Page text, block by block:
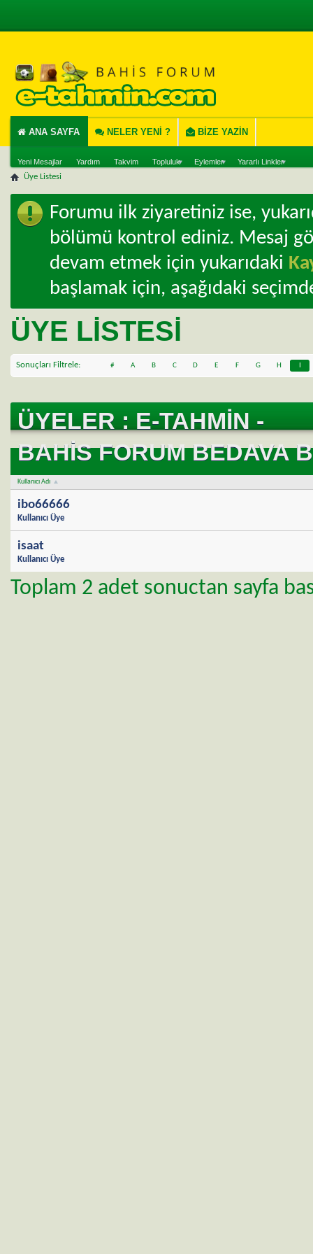
ANA SAYFA
Yeni Mesajlar Yardım Takvim Topluluk Eylemler Yararlı Linkler
NELER YENI ? BIZE YAZIN
Üye Listesi
Forumu ilk ziyaretiniz ise,
bölümü kontrol ediniz. Mesaj
devam etmek için yukarıdaki
başlamak için, aşağıdaki
ÜYE LISTESI
Sonuçları Filtrele # A B C D E F G H
ÜYELER : E-TAHMIN -
BAHIS FORUM BEDAVA
Kullanıcı Adı
ibo66666
Kullanıcı Üye
isaat
Kullanıcı Üye
Toplam 2 adet sonuctan sayfa